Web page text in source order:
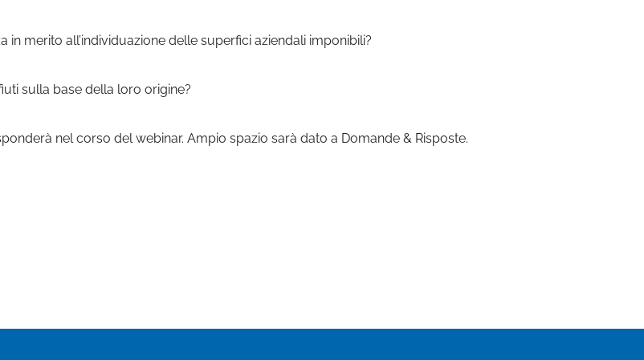
merito all’individuazione delle superfici aziendali imponibili?
sulla base della loro origine?
nel corso del webinar. Ampio spazio sarà dato a Domande & Risposte.